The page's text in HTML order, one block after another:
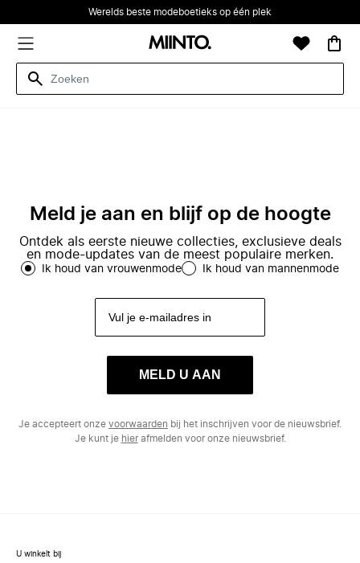
Werelds beste modeboetieks op één plek
Meld je aan en blijf op de hoogte
Ontdek als eerste nieuwe collecties, exclusieve deals
en mode-updates van de meest populaire merken.
Ik houd van vrouwenmode Ik houd van mannenmode
MELD U AAN
Je accepteert onze voorwaarden bij het inschrijven voor de nieuwsbrief.
Je kunt je hierafmelden voor onze nieuwsbrief.
U winkelt bij